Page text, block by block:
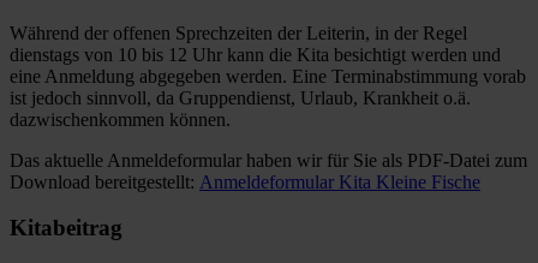
Während der offenen Sprechzeiten der Leiterin, in der Regel
dienstags von 10 bis 12 Uhr kann die Kita besichtigt werden und
eine Anmeldung abgegeben werden. Eine Terminabstimmung vorab
ist jedoch sinnvoll, da Gruppendienst, Urlaub, Krankheit o.ä.
dazwischenkommen können.
Das aktuelle Anmeldeformular haben wir für Sie als PDF-Datei zum
Download bereitgestellt: Anmeldeformular Kita Kleine Fische
Kitabeitrag